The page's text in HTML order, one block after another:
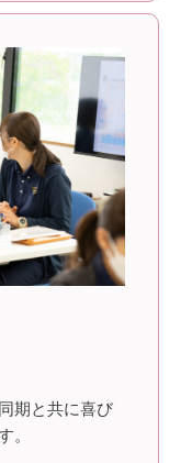
期と共に喜び
。